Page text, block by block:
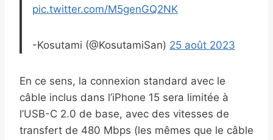
pic.twitter.com/M5genGQ2NK
-Kosutami (@KosutamiSan) 25 août 2023
En ce sens, la connexion standard avec le
câble inclus dans l’iPhone 15 sera limitée à
l’USB-C 2.0 de base, avec des vitesses de
transfert de 480 Mbps (les mêmes que le câble